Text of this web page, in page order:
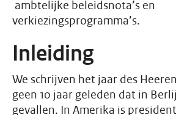
ambtelijke beleidsnota’s en
verkiezingsprogramma’s.
Inleiding
We schrijven het jaar des
geen 10 jaar geleden dat in
gevallen. In Amerika is